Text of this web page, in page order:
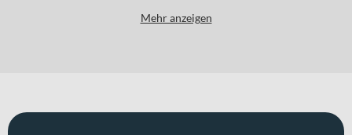
Touring ONE ist genau darauf ausgelegt. Es verbindet eine robuste
Mehr anzeigen